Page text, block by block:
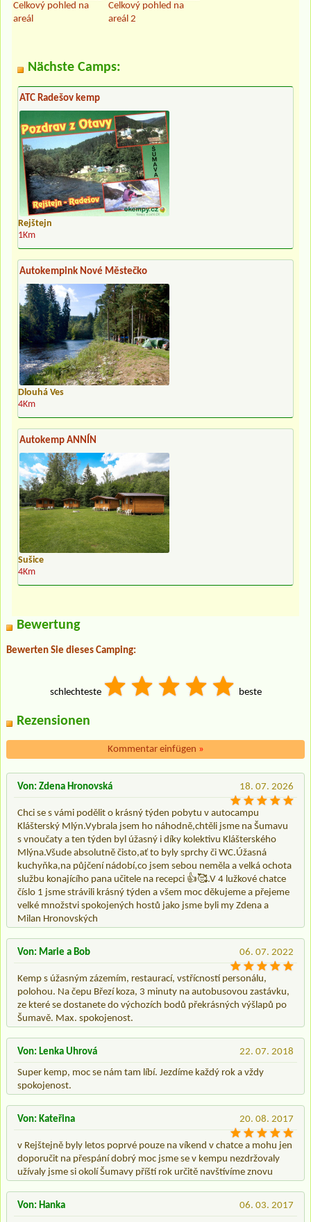
Celkový pohled na
areál
Celkový pohled na
areál 2
Nächste Camps:
ATC Radešov kemp
Rejštejn
1Km
Autokempink Nové Městečko
Dlouhá Ves
4Km
Autokemp ANNÍN
Sušice
4Km
Bewertung
Bewerten Sie dieses Camping:
schlechteste beste
Rezensionen
Kommentar einfügen »
18. 07. 2026
Von: Zdena Hronovská
Chci se s vámi podělit o krásný týden pobytu v autocampu
Klášterský Mlýn.Vybrala jsem ho náhodně,chtěli jsme na Šumavu
s vnoučaty a ten týden byl úžasný i díky kolektivu Klášterského
Mlýna.Všude absolutně čisto,ať to byly sprchy či WC.Úžasná
kuchyňka,na půjčení nádobí,co jsem sebou neměla a velká ochota
službu konajícího pana učitele na recepci 👍🥰.V 4 lužkové chatce
číslo 1 jsme strávili krásný týden a všem moc děkujeme a přejeme
velké množstvi spokojených hostů jako jsme byli my Zdena a
Milan Hronovských
06. 07. 2022
Von: Marie a Bob
Kemp s úžasným zázemím, restaurací, vstřícností personálu,
polohou. Na čepu Březí koza, 3 minuty na autobusovou zastávku,
ze které se dostanete do výchozích bodů překrásných výšlapů po
Šumavě. Max. spokojenost.
22. 07. 2018
Von: Lenka Uhrová
Super kemp, moc se nám tam líbí. Jezdíme každý rok a vždy
spokojenost.
20. 08. 2017
Von: Kateřina
v Rejštejně byly letos poprvé pouze na víkend v chatce a mohu jen
doporučit na přespání dobrý moc jsme se v kempu nezdržovaly
užívaly jsme si okolí Šumavy příští rok určitě navštívíme znovu
06. 03. 2017
Von: Hanka